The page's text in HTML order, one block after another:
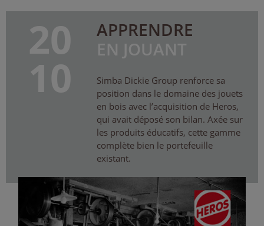
20
10
APPRENDRE
EN JOUANT
Simba Dickie Group renforce sa
position dans le domaine des jouets
en bois avec l’acquisition de Heros,
qui avait déposé son bilan. Axée sur
les produits éducatifs, cette gamme
complète bien le portefeuille
existant.